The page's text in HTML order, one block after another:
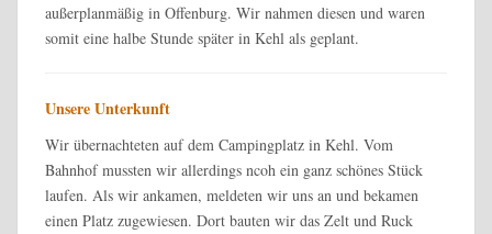
außerplanmäßig in Offenburg. Wir nahmen diesen und waren
somit eine halbe Stunde später in Kehl als geplant.
Unsere Unterkunft
Wir übernachteten auf dem Campingplatz in Kehl. Vom
Bahnhof mussten wir allerdings ncoh ein ganz schönes Stück
laufen. Als wir ankamen, meldeten wir uns an und bekamen
einen Platz zugewiesen. Dort bauten wir das Zelt und Ruck